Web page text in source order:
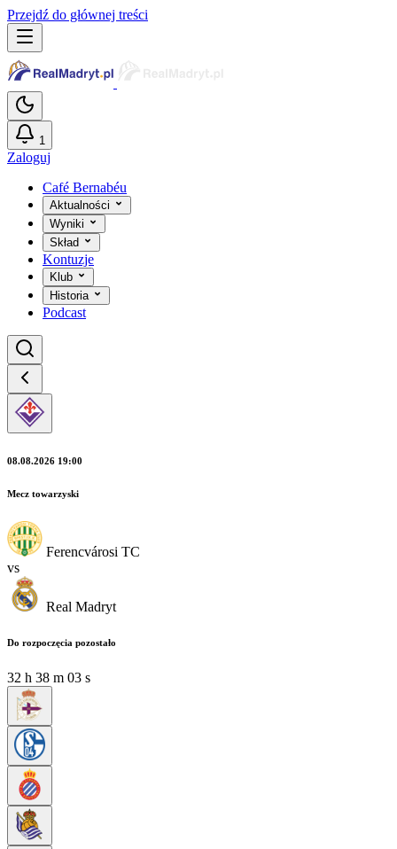
Przejdź do głównej treści
1
Zaloguj
Café Bernabéu
Aktualności
Wyniki
Skład
Kontuzje
Klub
Historia
Podcast
08.08.2026 19:00
Mecz towarzyski
Ferencvárosi TC
vs
Real Madryt
Do rozpoczęcia pozostało
32 h 38 m 02 s